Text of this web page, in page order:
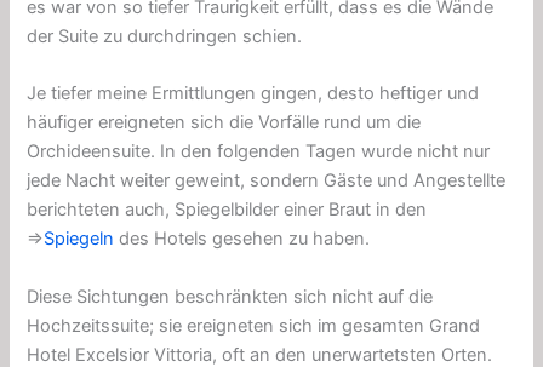
es war von so tiefer Traurigkeit erfüllt, dass es die Wände
der Suite zu durchdringen schien.
Je tiefer meine Ermittlungen gingen, desto heftiger und
häufiger ereigneten sich die Vorfälle rund um die
Orchideensuite. In den folgenden Tagen wurde nicht nur
jede Nacht weiter geweint, sondern Gäste und Angestellte
berichteten auch, Spiegelbilder einer Braut in den
⇒Spiegeln des Hotels gesehen zu haben.
Diese Sichtungen beschränkten sich nicht auf die
Hochzeitssuite; sie ereigneten sich im gesamten Grand
Hotel Excelsior Vittoria, oft an den unerwartetsten Orten.